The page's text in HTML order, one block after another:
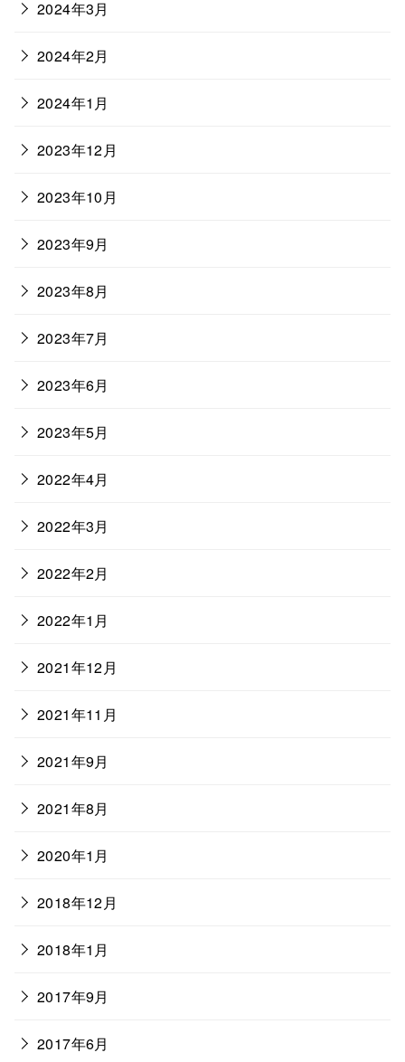
2024年3月
2024年2月
2024年1月
2023年12月
2023年10月
2023年9月
2023年8月
2023年7月
2023年6月
2023年5月
2022年4月
2022年3月
2022年2月
2022年1月
2021年12月
2021年11月
2021年9月
2021年8月
2020年1月
2018年12月
2018年1月
2017年9月
2017年6月